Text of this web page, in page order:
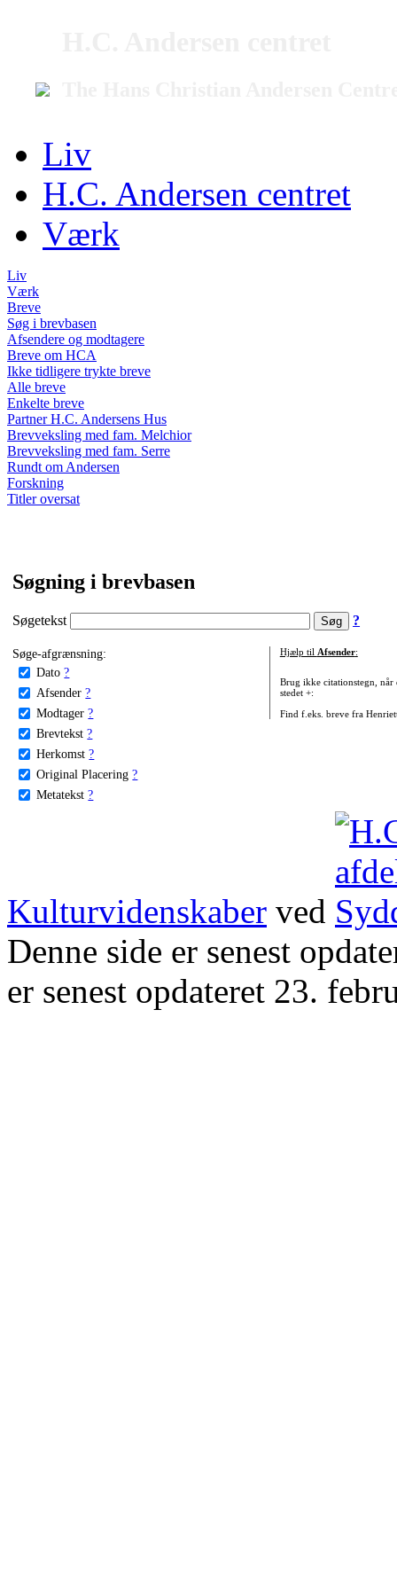
Liv
H.C. Andersen centret
Værk
Liv
Værk
Breve
Søg i brevbasen
Afsendere og modtagere
Breve om HCA
Ikke tidligere trykte breve
Alle breve
Enkelte breve
Partner H.C. Andersens Hus
Brevveksling med fam. Melchior
Brevveksling med fam. Serre
Rundt om Andersen
Forskning
Titler oversat
Søgning i brevbasen
Søgetekst ?
Søge-afgrænsning:
Dato ?
Afsender ?
Modtager ?
Brevtekst ?
Herkomst ?
Original Placering ?
Metatekst ?
Hjælp til Afsender:
Brug ikke citationstegn, når
stedet +:
Find f.eks. breve fra
Kulturvidenskaber ved
Denne side er senest
er senest opdateret 23.